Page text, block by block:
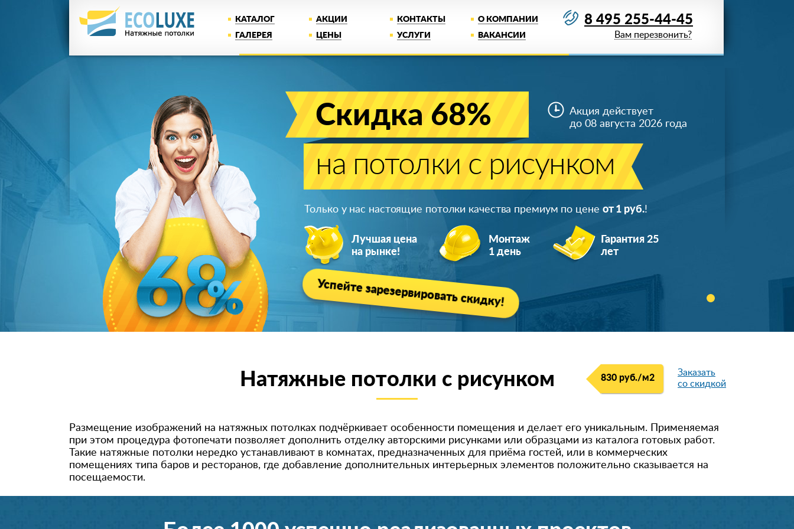
КАТАЛОГ АКЦИИ КОНТАКТЫ
О КОМПАНИИ
ГАЛЕРЕЯ
ЦЕНЫ УСЛУГИ ВАКАНСИИ
8 495 255-44-45
Вам перезвонить?
Скидка 68%
на потолки с рисунком
Акция действует
до 08 августа 2026 года
Только у нас настоящие потолки качества премиум по цене от 1 руб.!
Лучшая цена
на рынке!
Монтаж
1 день
Гарантия 25
лет
Успейте зарезервировать скидку!
830 руб./м2
Заказать
со скидкой
Натяжные потолки с рисунком
Размещение изображений на натяжных потолках подчёркивает особенности помещения и делает его уникальным. Применяемая
при этом процедура фотопечати позволяет дополнить отделку авторскими рисунками или образцами из каталога готовых работ.
Такие натяжные потолки нередко устанавливают в комнатах, предназначенных для приёма гостей, или в коммерческих
помещениях типа баров и ресторанов, где добавление дополнительных интерьерных элементов положительно сказывается на
посещаемости.